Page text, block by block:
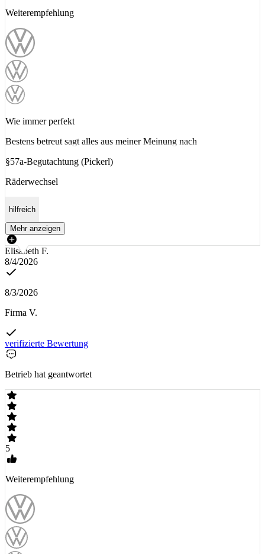
Weiterempfehlung
Wie immer perfekt
Bestens betreut sagt alles aus meiner Meinung nach
§57a-Begutachtung (Pickerl)
Räderwechsel
hilfreich
Mehr anzeigen
Elisabeth F.
8/4/2026
8/3/2026
Firma V.
verifizierte Bewertung
Betrieb hat geantwortet
5
Weiterempfehlung